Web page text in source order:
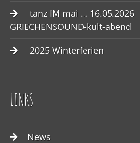
tanz IM mai … 16.05.2026
GRIECHENSOUND-kult-abend
2025 Winterferien
LINKS
News